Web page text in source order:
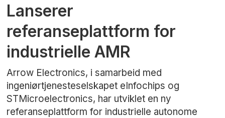
Lanserer
referanseplattform for
industrielle AMR
Arrow Electronics, i samarbeid med
ingeniørtjenesteselskapet eInfochips og
STMicroelectronics, har utviklet en ny
referanseplattform for industrielle autonome